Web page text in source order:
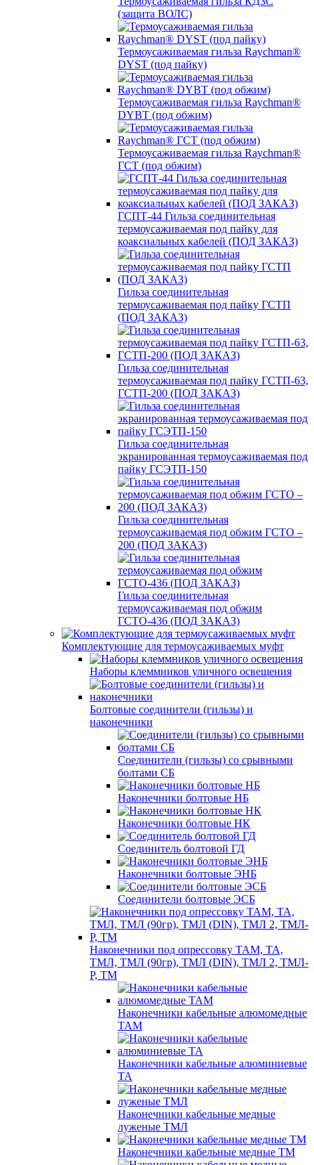
(защита ВОЛС)
Термоусаживаемая гильза Raychman®
DYST (под пайку)
Термоусаживаемая гильза Raychman®
DYBT (под обжим)
Термоусаживаемая гильза Raychman®
ГСТ (под обжим)
ГСПТ-44 Гильза соединительная
термоусаживаемая под пайку для
коаксиальных кабелей (ПОД ЗАКАЗ)
Гильза соединительная
термоусаживаемая под пайку ГСТП
(ПОД ЗАКАЗ)
Гильза соединительная
термоусаживаемая под пайку ГСТП-63,
ГСТП-200 (ПОД ЗАКАЗ)
Гильза соединительная
экранированная термоусаживаемая под
пайку ГСЭТП-150
Гильза соединительная
термоусаживаемая под обжим ГСТО –
200 (ПОД ЗАКАЗ)
Гильза соединительная
термоусаживаемая под обжим
ГСТО-436 (ПОД ЗАКАЗ)
Комплектующие для термоусаживаемых муфт
Наборы клеммников уличного освещения
Болтовые соединители (гильзы) и
наконечники
Соединители (гильзы) со срывными
болтами СБ
Наконечники болтовые НБ
Наконечники болтовые НК
Соединитель болтовой ГД
Наконечники болтовые ЭНБ
Соединители болтовые ЭСБ
Наконечники под опрессовку ТАМ, ТА,
ТМЛ, ТМЛ (90гр), ТМЛ (DIN), ТМЛ 2, ТМЛ-
Р, ТМ
Наконечники кабельные алюмомедные
ТАМ
Наконечники кабельные алюминиевые
ТА
Наконечники кабельные медные
луженые ТМЛ
Наконечники кабельные медные ТМ